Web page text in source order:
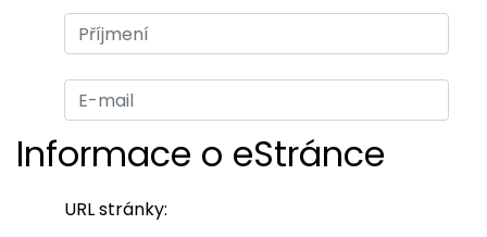
Informace o eStránce
URL stránky: